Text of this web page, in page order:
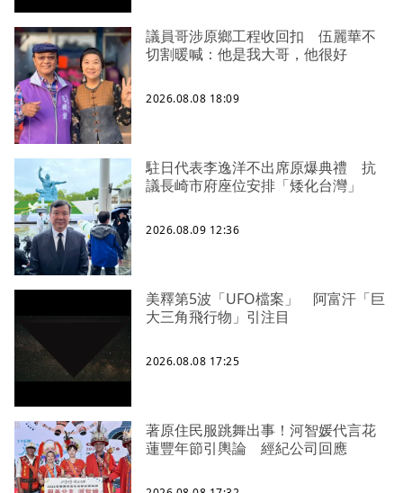
議員哥涉原鄉工程收回扣 伍麗華不
切割暖喊：他是我大哥，他很好
2026.08.08 18:09
駐日代表李逸洋不出席原爆典禮 抗
議長崎市府座位安排「矮化台灣」
2026.08.09 12:36
美釋第5波「UFO檔案」 阿富汗「巨
大三角飛行物」引注目
2026.08.08 17:25
著原住民服跳舞出事！河智媛代言花
蓮豐年節引輿論 經紀公司回應